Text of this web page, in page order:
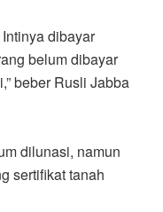
dibayar
belum dibayar
beber Rusli Jabba
dilunasi, namun
sertifikat tanah